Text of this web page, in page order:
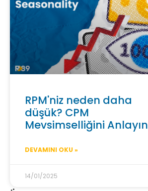
RPM'niz neden daha
düşük? CPM
Mevsimselliğini Anlayın
DEVAMINI OKU »
14/01/2025